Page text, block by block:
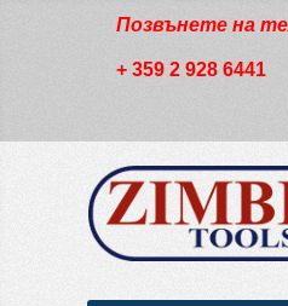
Позвънете на
+ 359 2 928 6441